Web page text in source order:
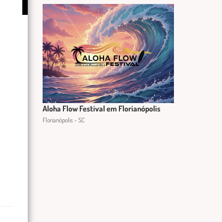
Aloha Flow Festival em Florianópolis
Florianópolis - SC